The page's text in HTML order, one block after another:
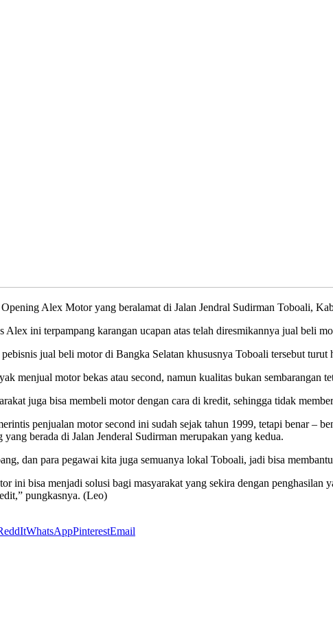
Alex Motor yang beralamat di Jalan Jendral Sudirman Toboali,
ini terpampang karangan ucapan atas telah diresmikannya jual beli
pebisnis jual beli motor di Bangka Selatan khususnya Toboali tersebut
menjual motor bekas atau second, namun kualitas bukan sembarangan
juga bisa membeli motor dengan cara di kredit, sehingga tidak
penjualan motor second ini sudah sejak tahun 1999, tetapi benar –
berada di Jalan Jenderal Sudirman merupakan yang kedua.
dan para pegawai kita juga semuanya lokal Toboali, jadi bisa
ini bisa menjadi solusi bagi masyarakat yang sekira dengan
pungkasnya. (Leo)
WhatsAppPinterestEmail